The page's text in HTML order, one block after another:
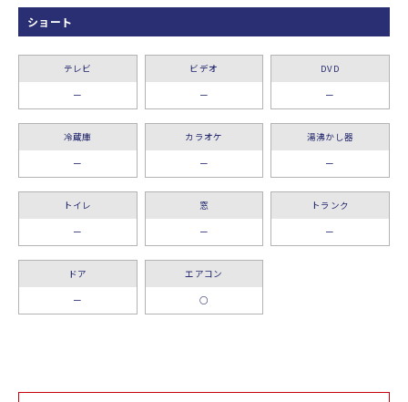
ショート
テレビ
ー
ビデオ
ー
DVD
ー
冷蔵庫
ー
カラオケ
ー
湯沸かし器
ー
トイレ
ー
窓
ー
トランク
ー
ドア
ー
エアコン
○